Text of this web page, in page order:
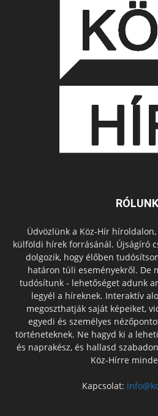
RÓLUNK
Üdvözlünk a Köz-Hír
külföldi hírek forrásánál. Újságíró
dolgozik, hogy élőben
határon túli eseményekről. De
tudósítunk - lehetőséget adunk
legyél a híreknek. Interaktív
megoszthatják saját képeiket,
egyedi és személyes
történeteknek. Ne hagyd ki a
és naprakész, és hallasd
Köz-Hírre
Kapcsolat: